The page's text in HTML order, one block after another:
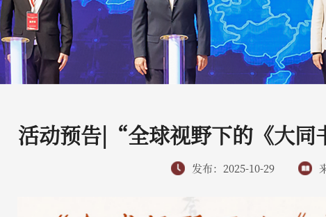
活动预告|“全球视野下的《大
发布：2025-10-29